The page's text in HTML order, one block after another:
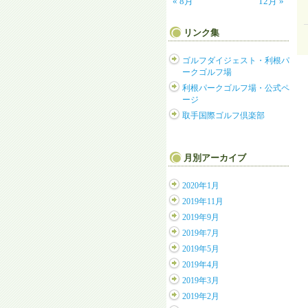
リンク集
ゴルフダイジェスト・利根パ
ークゴルフ場
利根パークゴルフ場・公式ペ
ージ
取手国際ゴルフ倶楽部
月別アーカイブ
2020年1月
2019年11月
2019年9月
2019年7月
2019年5月
2019年4月
2019年3月
2019年2月